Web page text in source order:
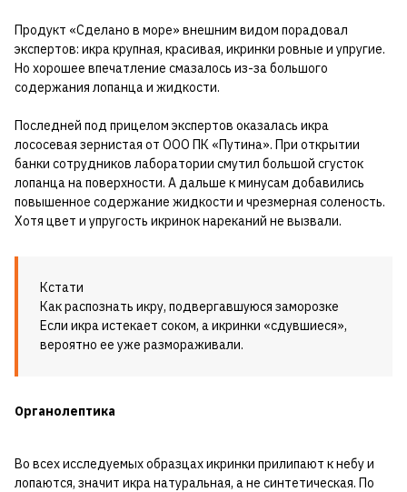
Продукт «Сделано в море» внешним видом порадовал
экспертов: икра крупная, красивая, икринки ровные и упругие.
Но хорошее впечатление смазалось из-за большого
содержания лопанца и жидкости.
Последней под прицелом экспертов оказалась икра
лососевая зернистая от ООО ПК «Путина». При открытии
банки сотрудников лаборатории смутил большой сгусток
лопанца на поверхности. А дальше к минусам добавились
повышенное содержание жидкости и чрезмерная соленость.
Хотя цвет и упругость икринок нареканий не вызвали.
Кстати
Как распознать икру, подвергавшуюся заморозке
Если икра истекает соком, а икринки «сдувшиеся»,
вероятно ее уже размораживали.
Органолептика
Во всех исследуемых образцах икринки прилипают к небу и
лопаются, значит икра натуральная, а не синтетическая. По